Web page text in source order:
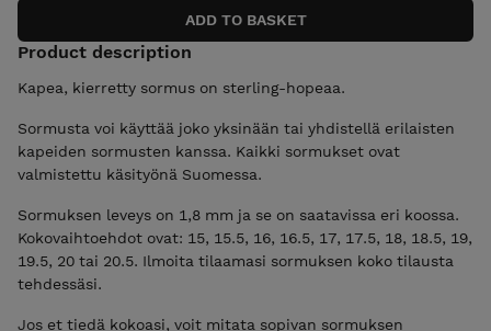
Product description
Kapea, kierretty sormus on sterling-hopeaa.
Sormusta voi käyttää joko yksinään tai yhdistellä erilaisten
kapeiden sormusten kanssa. Kaikki sormukset ovat
valmistettu käsityönä Suomessa.
Sormuksen leveys on 1,8 mm ja se on saatavissa eri koossa.
Kokovaihtoehdot ovat: 15, 15.5, 16, 16.5, 17, 17.5, 18, 18.5, 19,
19.5, 20 tai 20.5. Ilmoita tilaamasi sormuksen koko tilausta
tehdessäsi.
Jos et tiedä kokoasi, voit mitata sopivan sormuksen